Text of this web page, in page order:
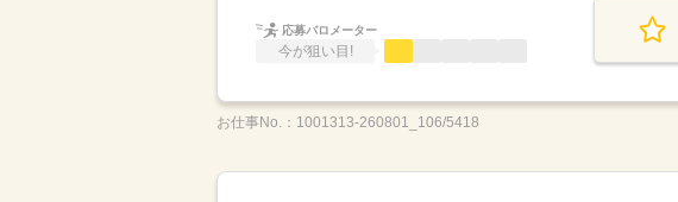
応募バロメーター
今が狙い目!
お仕事No.： 1001313-260801_106/5418